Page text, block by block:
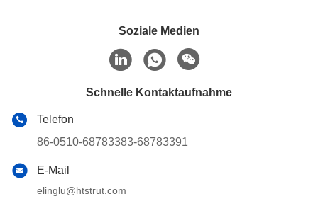
Soziale Medien
Schnelle Kontaktaufnahme
Telefon
86-0510-68783383-68783391
E-Mail
elinglu@htstrut.com